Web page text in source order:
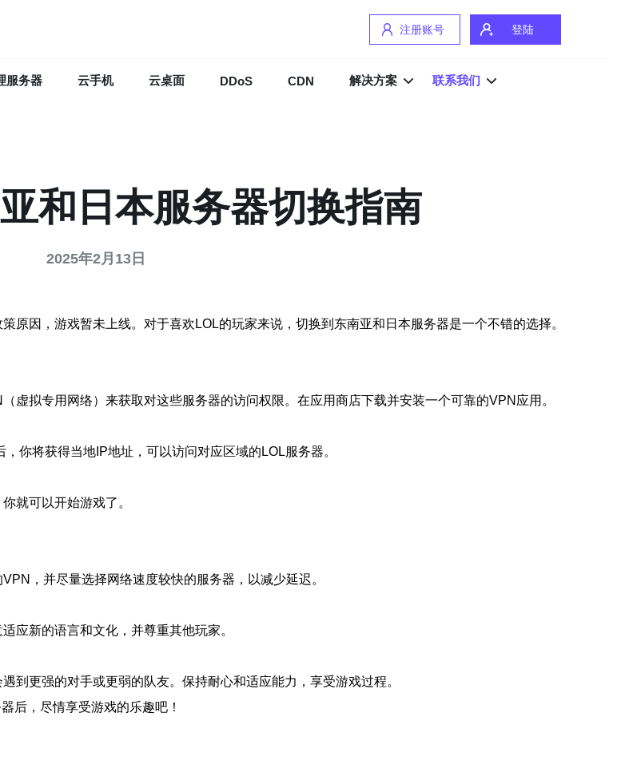
注册账号 登陆
服务器 云手机 云桌面 DDoS CDN 解决方案 联系我们
和日本服务器切换指南
2025年2月13日
原因，游戏暂未上线。对于喜欢LOL的玩家来说，切换到东南亚和日本服务器是一个不错的选择。
虚拟专用网络）来获取对这些服务器的访问权限。在应用商店下载并安装一个可靠的VPN应用。
你将获得当地IP地址，可以访问对应区域的LOL服务器。
就可以开始游戏了。
，并尽量选择网络速度较快的服务器，以减少延迟。
应新的语言和文化，并尊重其他玩家。
到更强的对手或更弱的队友。保持耐心和适应能力，享受游戏过程。
后，尽情享受游戏的乐趣吧！